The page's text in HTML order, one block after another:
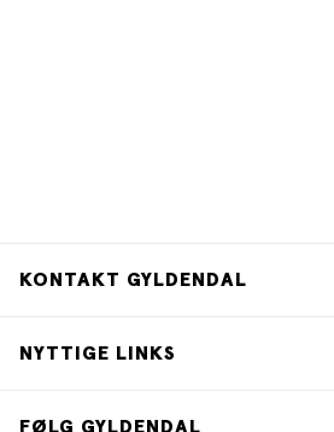
KONTAKT GYLDENDAL
NYTTIGE LINKS
FØLG GYLDENDAL